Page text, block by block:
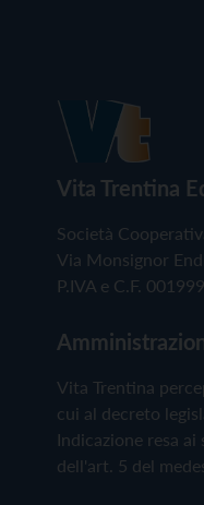
Vita Trentina
Società
Via Monsignor
P.IVA e C.F.
Vita Trentina
cui al decreto
Indicazione resa
dell'art. 5 del